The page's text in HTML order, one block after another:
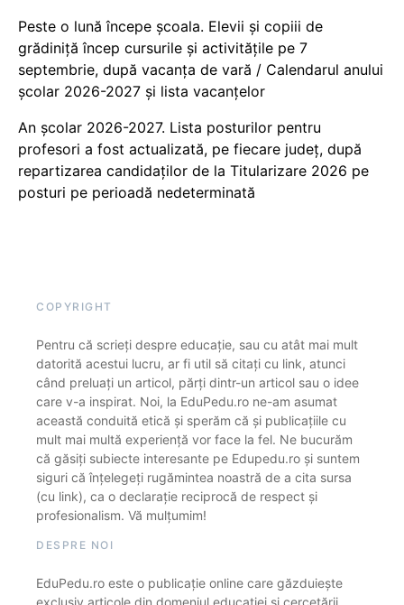
Peste o lună începe școala. Elevii și copiii de
grădiniță încep cursurile și activitățile pe 7
septembrie, după vacanța de vară / Calendarul anului
școlar 2026-2027 și lista vacanțelor
An școlar 2026-2027. Lista posturilor pentru
profesori a fost actualizată, pe fiecare județ, după
repartizarea candidaților de la Titularizare 2026 pe
posturi pe perioadă nedeterminată
COPYRIGHT
Pentru că scrieți despre educație, sau cu atât mai mult
datorită acestui lucru, ar fi util să citați cu link, atunci
când preluați un articol, părți dintr-un articol sau o idee
care v-a inspirat. Noi, la EduPedu.ro ne-am asumat
această conduită etică și sperăm că și publicațiile cu
mult mai multă experiență vor face la fel. Ne bucurăm
că găsiți subiecte interesante pe Edupedu.ro și suntem
siguri că înțelegeți rugămintea noastră de a cita sursa
(cu link), ca o declarație reciprocă de respect și
profesionalism. Vă mulțumim!
DESPRE NOI
EduPedu.ro este o publicație online care găzduiește
exclusiv articole din domeniul educației și cercetării.